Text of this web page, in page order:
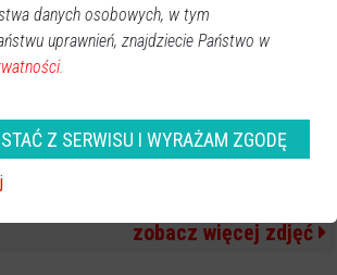
zobacz więcej zdjęć
danych osobowych, w tym
uprawnień, znajdziecie Państwo w
Z SERWISU I WYRAŻAM ZGODĘ